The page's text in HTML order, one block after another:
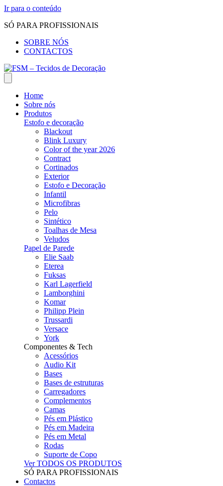
Ir para o conteúdo
SÓ PARA PROFISSIONAIS
SOBRE NÓS
CONTACTOS
Home
Sobre nós
Produtos
Estofo e decoração
Blackout
Blink Luxury
Color of the year 2026
Contract
Cortinados
Exterior
Estofo e Decoração
Infantil
Microfibras
Pelo
Sintético
Toalhas de Mesa
Veludos
Papel de Parede
Elie Saab
Eterea
Fuksas
Karl Lagerfield
Lamborghini
Komar
Philipp Plein
Trussardi
Versace
York
Componentes & Tech
Acessórios
Audio Kit
Bases
Bases de estruturas
Carregadores
Complementos
Camas
Pés em Plástico
Pés em Madeira
Pés em Metal
Rodas
Suporte de Copo
Ver TODOS OS PRODUTOS
SÓ PARA PROFISSIONAIS
Contactos